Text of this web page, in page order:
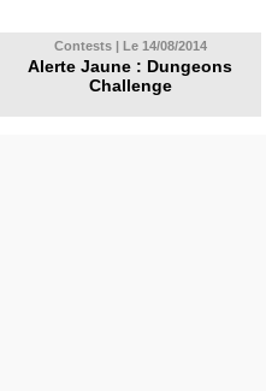
Contests | Le 14/08/2014
Alerte Jaune : Dungeons
Challenge